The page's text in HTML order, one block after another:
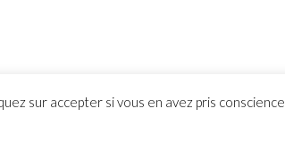
sur accepter si vous en avez pris conscience